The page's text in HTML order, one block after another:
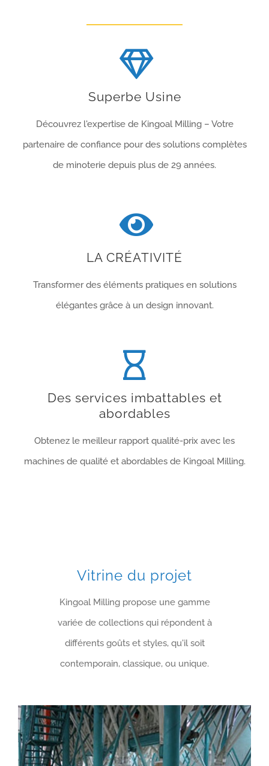
Superbe Usine
Découvrez l'expertise de Kingoal Milling – Votre
partenaire de confiance pour des solutions complètes
de minoterie depuis plus de 29 années.
LA CRÉATIVITÉ
Transformer des éléments pratiques en solutions
élégantes grâce à un design innovant.
Des services imbattables et
abordables
Obtenez le meilleur rapport qualité-prix avec les
machines de qualité et abordables de Kingoal Milling.
Vitrine du projet
Kingoal Milling propose une gamme
variée de collections qui répondent à
différents goûts et styles, qu'il soit
contemporain, classique, ou unique.